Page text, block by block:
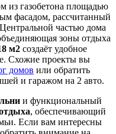
из газобетона площадью
фасадом, рассчитанный
частью дома
зоны отдыха
м2 создаёт удобное
Схожие проекты вы
домов или обратить
и гаражом на 2 авто.
и функциональный
, обеспечивающий
Если вам интересны